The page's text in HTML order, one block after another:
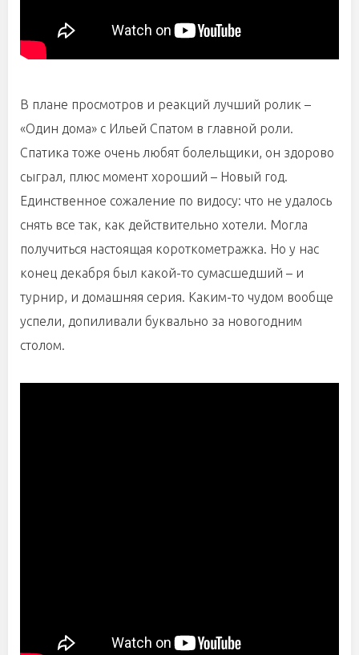
В плане просмотров и реакций лучший ролик –
«Один дома» с Ильей Спатом в главной роли.
Спатика тоже очень любят болельщики, он здорово
сыграл, плюс момент хороший – Новый год.
Единственное сожаление по видосу: что не удалось
снять все так, как действительно хотели. Могла
получиться настоящая короткометражка. Но у нас
конец декабря был какой-то сумасшедший – и
турнир, и домашняя серия. Каким-то чудом вообще
успели, допиливали буквально за новогодним
столом.